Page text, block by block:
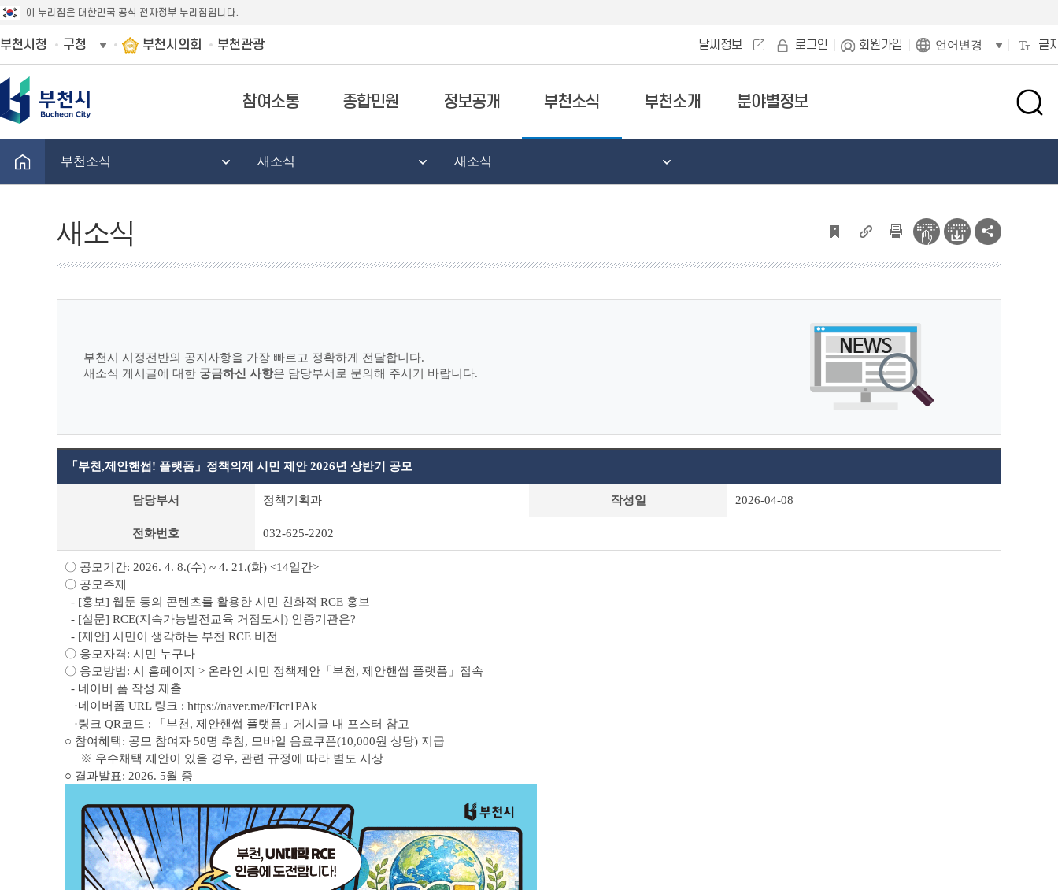
이 누리집은 대한민국 공식 전자정부 누리집입니다.
부천시청 구청 부천시의회 부천관광 날씨정보 로그인 회원가입 언어변경 글
참여소통 종합민원 정보공개 부천소식 부천소개 분야별정보
검
창
부천소식 새소식 새소식
새소식
부천시 시정전반의 공지사항을 가장 빠르고 정확하게 전달합니다.
새소식 게시글에 대한 궁금하신 사항은 담당부서로 문의해 주시기 바랍니다.
세
조
회
「부천,제안핸썹! 플랫폼」정책의제 시민 제안 2026년 상반기 공모
담당부서 정책기획과 작성일 2026-04-08
전화번호 032-625-2202
〇 공모기간: 2026. 4. 8.(수) ~ 4. 21.(화) <14일간>
〇 공모주제
- [홍보] 웹툰 등의 콘텐츠를 활용한 시민 친화적 RCE 홍보
- [설문] RCE(지속가능발전교육 거점도시) 인증기관은?
- [제안] 시민이 생각하는 부천 RCE 비전
〇 응모자격: 시민 누구나
〇 응모방법: 시 홈페이지 > 온라인 시민 정책제안「부천, 제안핸썹 플랫폼」접속
- 네이버 폼 작성 제출
·네이버폼 URL 링크 : https://naver.me/FIcr1PAk
·링크 QR코드 : 「부천, 제안핸썹 플랫폼」게시글 내 포스터 참고
○ 참여혜택: 공모 참여자 50명 추첨, 모바일 음료쿠폰(10,000원 상당) 지급
※ 우수채택 제안이 있을 경우, 관련 규정에 따라 별도 시상
○ 결과발표: 2026. 5월 중